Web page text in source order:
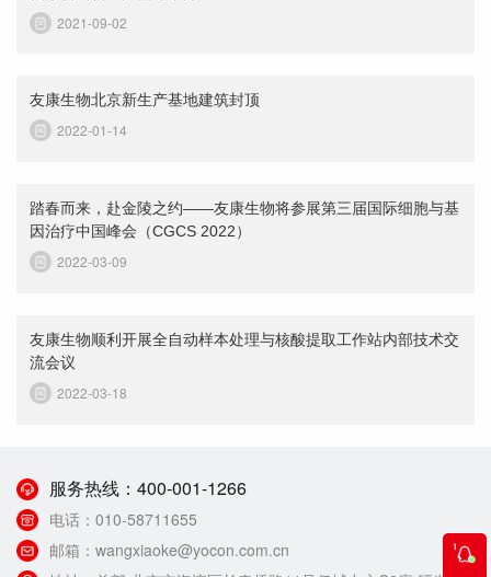
2021-09-02
友康生物北京新生产基地建筑封顶
2022-01-14
踏春而来，赴金陵之约——友康生物将参展第三届国际细胞与基
因治疗中国峰会（CGCS 2022）
2022-03-09
友康生物顺利开展全自动样本处理与核酸提取工作站内部技术交
流会议
2022-03-18
服务热线： 400-001-1266
电话： 010-58711655
邮箱： wangxiaoke@yocon.com.cn